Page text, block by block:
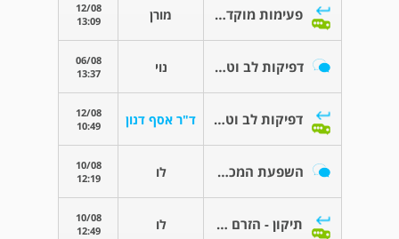
פעימות מוקדמות מורן
12/08
13:09
דפיקות לב וטרום גיל מעבר נוי
06/08
13:37
דפיקות לב וטרום גיל מעבר ד"ר אסף דנון
12/08
10:49
השפעת המכשיר לייבוש בהזעת כפות ידיים על הלב? לו
10/08
12:19
תיקון - הזרם החשמלי עובר בפלג הגוף העליון לו
10/08
12:49